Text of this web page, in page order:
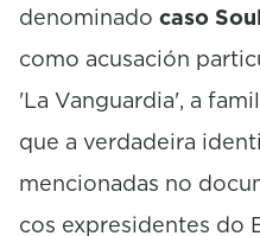
denominado caso
como acusación
'La Vanguardia', a
que a verdadeira
mencionadas no
cos expresidentes do